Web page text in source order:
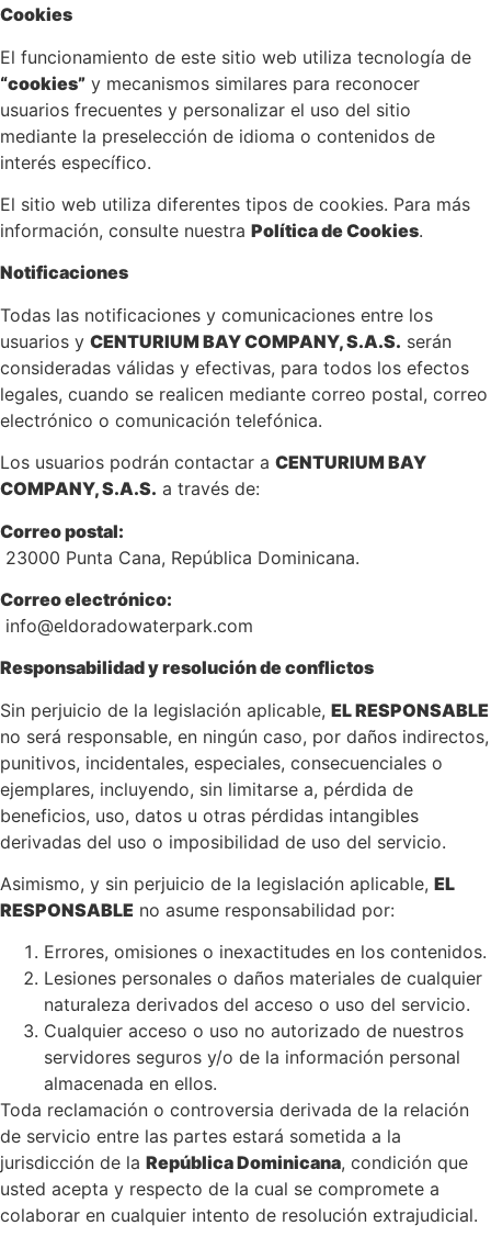
Cookies
El funcionamiento de este sitio web utiliza tecnología de
“cookies” y mecanismos similares para reconocer
usuarios frecuentes y personalizar el uso del sitio
mediante la preselección de idioma o contenidos de
interés específico.
El sitio web utiliza diferentes tipos de cookies. Para más
información, consulte nuestra Política de Cookies.
Notificaciones
Todas las notificaciones y comunicaciones entre los
usuarios y CENTURIUM BAY COMPANY, S.A.S. serán
consideradas válidas y efectivas, para todos los efectos
legales, cuando se realicen mediante correo postal, correo
electrónico o comunicación telefónica.
Los usuarios podrán contactar a CENTURIUM BAY
COMPANY, S.A.S. a través de:
Correo postal:
23000 Punta Cana, República Dominicana.
Correo electrónico:
info@eldoradowaterpark.com
Responsabilidad y resolución de conflictos
Sin perjuicio de la legislación aplicable, EL RESPONSABLE
no será responsable, en ningún caso, por daños indirectos,
punitivos, incidentales, especiales, consecuenciales o
ejemplares, incluyendo, sin limitarse a, pérdida de
beneficios, uso, datos u otras pérdidas intangibles
derivadas del uso o imposibilidad de uso del servicio.
Asimismo, y sin perjuicio de la legislación aplicable, EL
RESPONSABLE no asume responsabilidad por:
Errores, omisiones o inexactitudes en los contenidos.
Lesiones personales o daños materiales de cualquier
naturaleza derivados del acceso o uso del servicio.
Cualquier acceso o uso no autorizado de nuestros
servidores seguros y/o de la información personal
almacenada en ellos.
Toda reclamación o controversia derivada de la relación
de servicio entre las partes estará sometida a la
jurisdicción de la República Dominicana, condición que
usted acepta y respecto de la cual se compromete a
colaborar en cualquier intento de resolución extrajudicial.